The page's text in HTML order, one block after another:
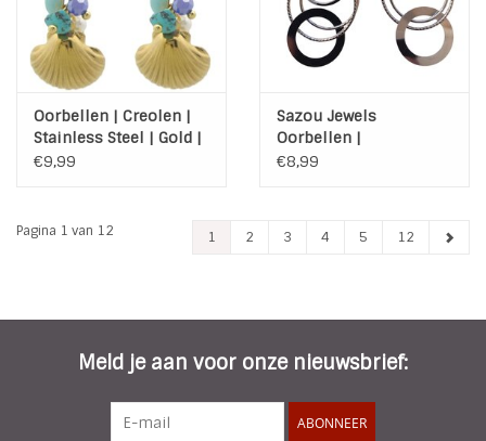
Oorbellen | Creolen |
Stainless Steel | Gold |
Schelp | Blue
€9,99
Sazou Jewels
Oorbellen |
Oorhangers |
€8,99
Pagina 1 van 12 1 2 3 4 5 12
Meld je aan voor onze nieuwsbrief:
ABONNEER